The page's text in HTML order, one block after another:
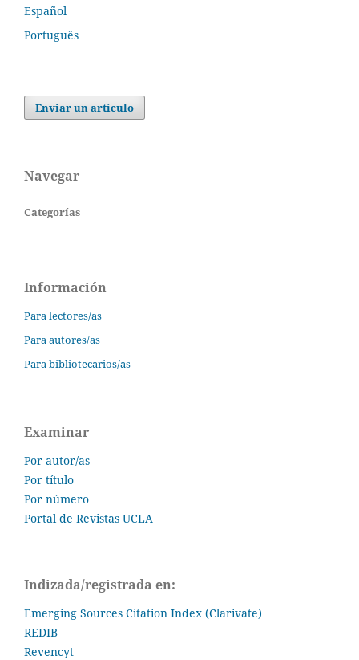
Español
Português
Enviar un artículo
Navegar
Categorías
Información
Para lectores/as
Para autores/as
Para bibliotecarios/as
Examinar
Por autor/as
Por título
Por número
Portal de Revistas UCLA
Indizada/registrada en:
Emerging Sources Citation Index (Clarivate)
REDIB
Revencyt